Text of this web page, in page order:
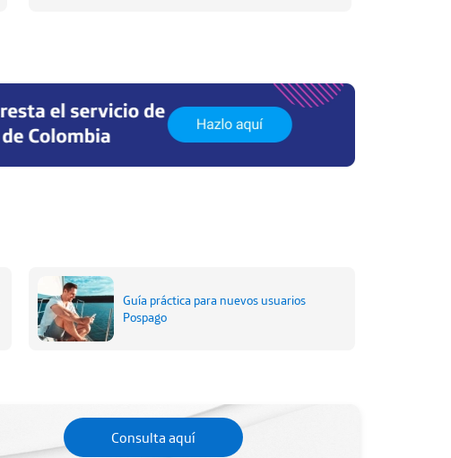
Guía práctica para nuevos usuarios
Pospago
Consulta aquí